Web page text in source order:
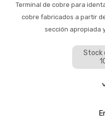
Terminal de cobre para
cobre fabricados a partir
sección apropiada
Stock